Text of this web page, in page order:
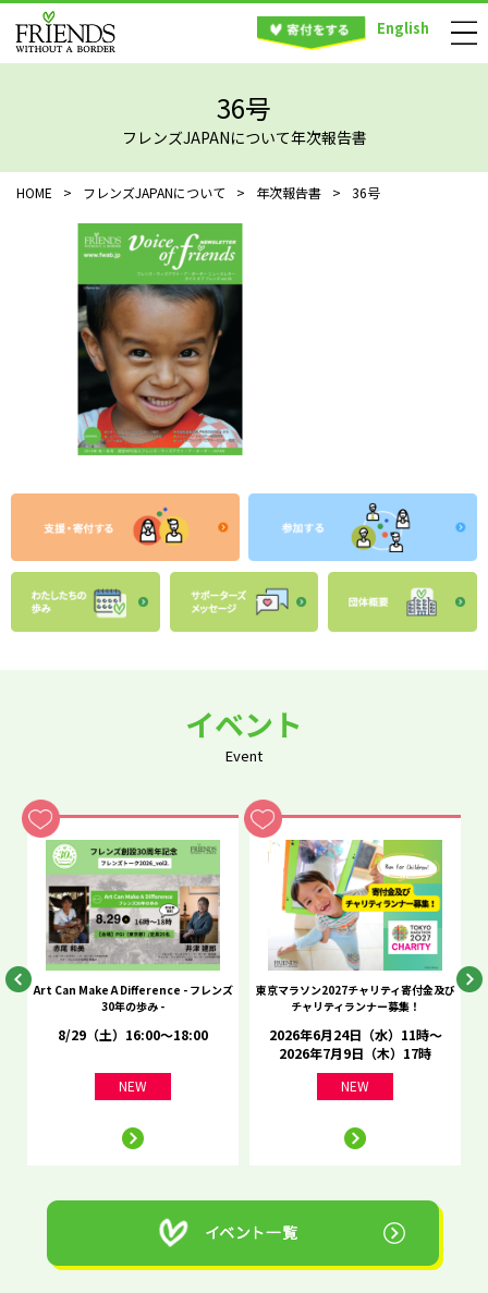
English
36号
フレンズJAPANについて年次報告書
HOME > フレンズJAPANについて > 年次報告書 > 36号
イベント
Event
Art Can Make A Difference - フレンズ
30年の歩み -
8/29（土）16:00～18:00
NEW
東京マラソン2027チャリティ寄付金及び
チャリティランナー募集！
2026年6月24日（水）11時～
2026年7月9日（木）17時
NEW